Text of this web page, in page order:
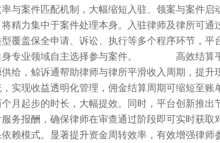
与案件匹配机制，大幅缩短入驻、领案与案件启
精力集中于案件处理本身。入驻律师及律所可通
覆盖保全申请、诉讼、执行等多个程序环节，平
身专业领域自主选择参与案件。 高效结
给，鲸诉通帮助律师与律所平滑收入周期，提升
实现收益透明化管理，佣金结算周期可缩短至账
月起步的时长，大幅提效。同时，平台创新推出
务报酬，确保律师在审查通过阶段即可实时获取
赖模式。显著提升资金周转效率，有效增强律师